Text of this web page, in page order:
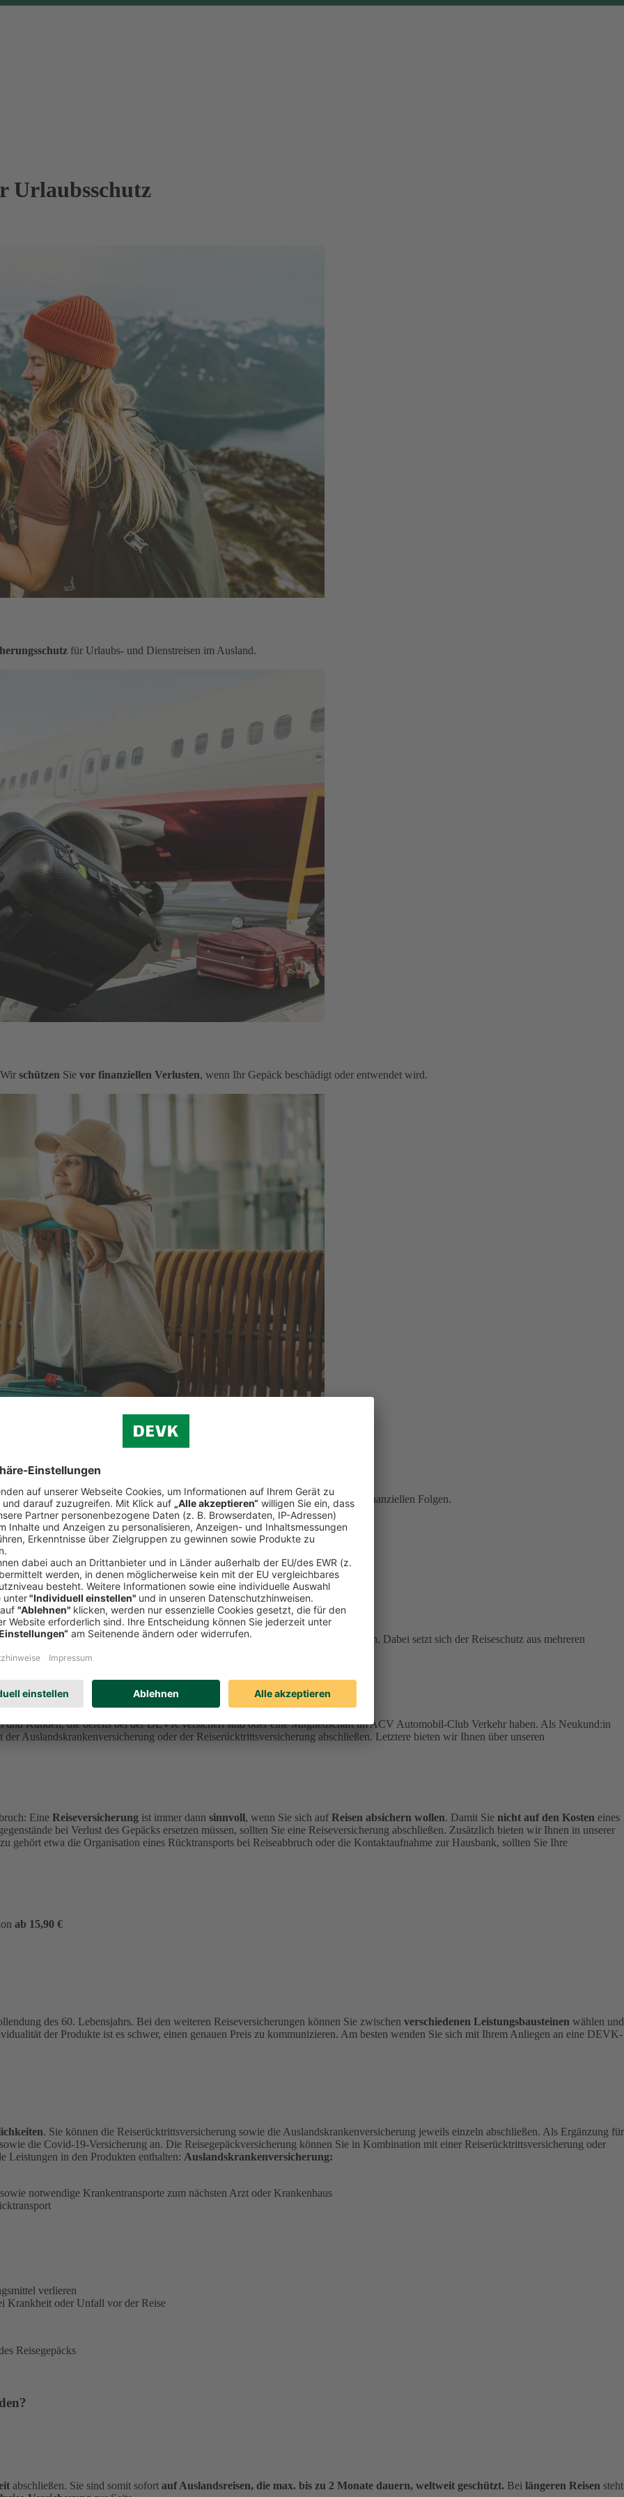
Urlaubsschutz
für Urlaubs- und Dienstreisen im Ausland.
schützen Sie vor finanziellen Verlusten, wenn Ihr Gepäck beschädigt oder entwendet wird.
Sie dieReiserücktrittsversicherung der ERGO Reiseversicherungvor den finanziellen Folgen.
durch Krankheit, Stornierung, Abbruch oder Gepäckverlust
entstehen können. Dabei setzt sich der Reiseschutz aus mehreren
ERGO Reiseversicherung
und Kunden, die bereits bei der DEVK versichert sind oder eine Mitgliedschaft im ACV Automobil-Club Verkehr haben. Als Neukund:in
Auslandskrankenversicherung oder der Reiserücktrittsversicherung abschließen. Letztere bieten wir Ihnen über unseren
Eine Reiseversicherung ist immer dann sinnvoll, wenn Sie sich auf Reisen absichern wollen. Damit Sie nicht auf den Kosten eines
bei Verlust des Gepäcks ersetzen müssen, sollten Sie eine Reiseversicherung abschließen. Zusätzlich bieten wir Ihnen in unserer
gehört etwa die Organisation eines Rücktransports bei Reiseabbruch oder die Kontaktaufnahme zur Hausbank, sollten Sie Ihre
ab 15,90 €
des 60. Lebensjahrs. Bei den weiteren Reiseversicherungen können Sie zwischen verschiedenen Leistungsbausteinen wählen und
der Produkte ist es schwer, einen genauen Preis zu kommunizieren. Am besten wenden Sie sich mit Ihrem Anliegen an eine DEVK-
. Sie können die Reiserücktrittsversicherung sowie die Auslandskrankenversicherung jeweils einzeln abschließen. Als Ergänzung für
die Covid-19-Versicherung an. Die Reisegepäckversicherung können Sie in Kombination mit einer Reiserücktrittsversicherung oder
Leistungen in den Produkten enthalten: Auslandskrankenversicherung:
notwendige Krankentransporte zum nächsten Arzt oder Krankenhaus
verlieren
Krankheit oder Unfall vor der Reise
Reisegepäcks
abschließen. Sie sind somit sofort auf Auslandsreisen, die max. bis zu 2 Monate dauern, weltweit geschützt. Bei längeren Reisen steht